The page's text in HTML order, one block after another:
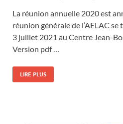
La réunion annuelle 2020 est
réunion générale de l’AELAC
3 juillet 2021 au Centre Jean-
Version pdf …
LIRE PLUS